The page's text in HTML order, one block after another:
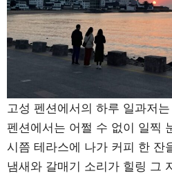
고성 펜션에서의 하루 일과저
펜션에서는 어쩔 수 없이 일찍
시쯤 테라스에 나가 커피 한 잔
냄새와 갈매기 소리가 힐링 그